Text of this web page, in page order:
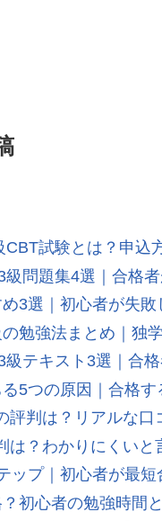
CBT試験とは？申
級問題集4選｜合格
3選｜初心者が失敗
の勉強法まとめ｜独
級テキスト3選｜合
る5つの原因｜合格
評判は？リアルな
は？わかりにくい
ップ｜初心者が最
初心者の勉強時間